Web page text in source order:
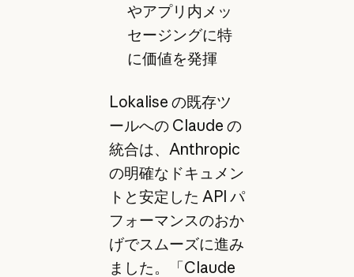
やアプリ内メッ
セージングに特
に価値を発揮
Lokalise の既存ツ
ールへの Claude の
統合は、Anthropic
の明確なドキュメン
トと安定した API パ
フォーマンスのおか
げでスムーズに進み
ました。「Claude